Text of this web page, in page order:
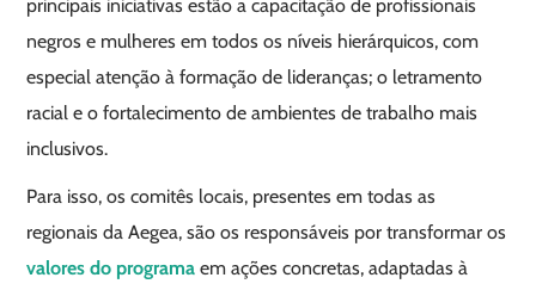
principais iniciativas estão a capacitação de profissionais
negros e mulheres em todos os níveis hierárquicos, com
especial atenção à formação de lideranças; o letramento
racial e o fortalecimento de ambientes de trabalho mais
inclusivos.
Para isso, os comitês locais, presentes em todas as
regionais da Aegea, são os responsáveis por transformar os
valores do programa em ações concretas, adaptadas à